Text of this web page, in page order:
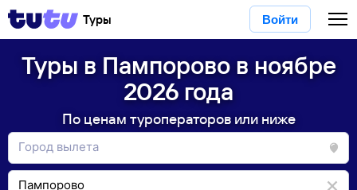
Туры Войти
Туры в Пампорово в ноябре
2026 года
По ценам туроператоров или ниже